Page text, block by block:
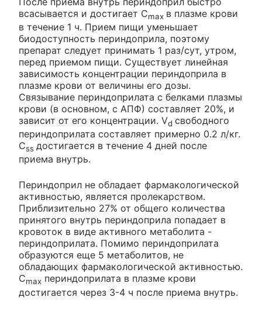
всасывается и достигает Cmax в плазме крови
в течение 1 ч. Прием пищи уменьшает
биодоступность периндоприла, поэтому
препарат следует принимать 1 раз/сут, утром,
перед приемом пищи. Существует линейная
зависимость концентрации периндоприла в
плазме крови от величины его дозы.
Связывание периндоприлата с белками плазмы
крови (в основном, с АПФ) составляет 20%, и
зависит от его концентрации. Vd свободного
периндоприлата составляет примерно 0.2 л/кг.
Css достигается в течение 4 дней после
приема внутрь.
Периндоприл не обладает фармакологической
активностью, является пролекарством.
Приблизительно 27% от общего количества
принятого внутрь периндоприла попадает в
кровоток в виде активного метаболита -
периндоприлата. Помимо периндоприлата
образуются еще 5 метаболитов, не
обладающих фармакологической активностью.
Cmax периндоприлата в плазме крови
достигается через 3-4 ч после приема внутрь.